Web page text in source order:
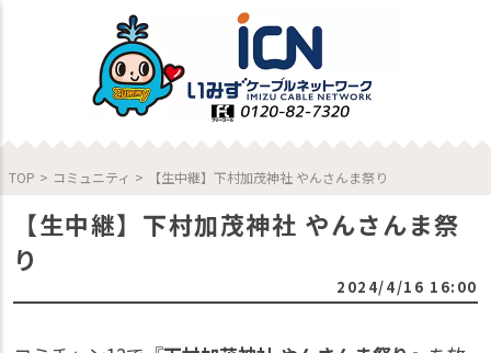
TOP > コミュニティ > 【生中継】下村加茂神社 やんさんま祭り
【生中継】下村加茂神社 やんさんま祭
り
2024/4/16 16:00